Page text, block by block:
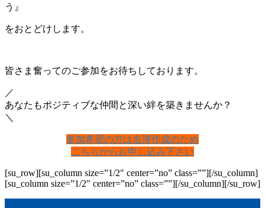
う』
をおとどけします。
皆さま奮ってのご参加をお待ちしております。
／
あなたもポジティブな仲間と深い絆を築きませんか？
＼
参加希望の方は名簿作成のため
こちらからお申し込み下さい
[su_row][su_column size=”1/2″ center=”no” class=””][/su_column]
[su_column size=”1/2″ center=”no” class=””][/su_column][/su_row]